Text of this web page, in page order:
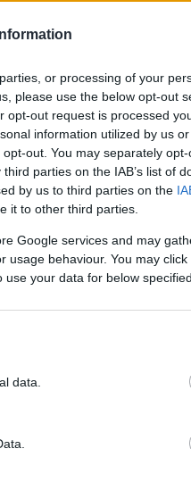
or processing of your
please use the below opt-out
opt-out request is processed
information utilized by us
out. You may separately
parties on the IAB’s list of
by us to third parties on the
it to other third parties.
Google services and may
usage behaviour. You may
your data for below
data.